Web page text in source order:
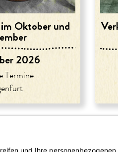
Oktober und
2026
Termine...